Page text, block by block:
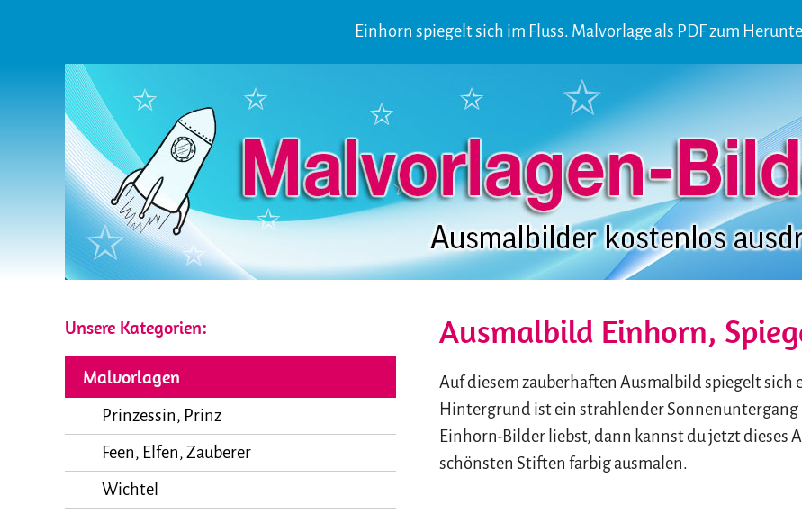
Einhorn spiegelt sich im Fluss. Malvorlage als PDF zum
Unsere Kategorien:
Malvorlagen
Prinzessin, Prinz
Feen, Elfen, Zauberer
Wichtel
Ausmalbild Einhorn,
Auf diesem zauberhaften Ausmalbild spiegelt sich
Hintergrund ist ein strahlender Sonnenuntergang
Einhorn-Bilder liebst, dann kannst du jetzt dieses
schönsten Stiften farbig ausmalen.